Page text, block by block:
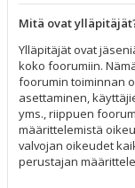
Mitä ovat
Ylläpitäjät ovat
koko foorumiin.
foorumin toiminnan
asettaminen,
yms., riippuen
määrittelemistä
valvojan oikeudet
perustajan